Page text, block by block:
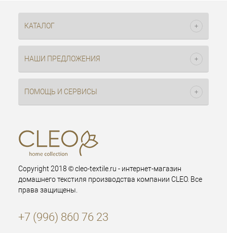
КАТАЛОГ
НАШИ ПРЕДЛОЖЕНИЯ
ПОМОЩЬ И СЕРВИСЫ
Copyright 2018 © cleo-textile.ru - интернет-магазин
домашнего текстиля производства компании CLEO. Все
права защищены.
+7 (996) 860 76 23